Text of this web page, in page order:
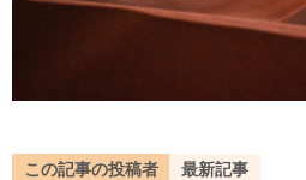
この記事の投稿者 最新記事